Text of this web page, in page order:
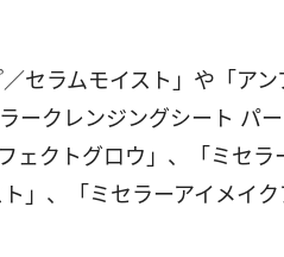
セラムモイスト」や「アン
ークレンジングシート パ
ェクトグロウ」、「ミセラ
」、「ミセラーアイメイ